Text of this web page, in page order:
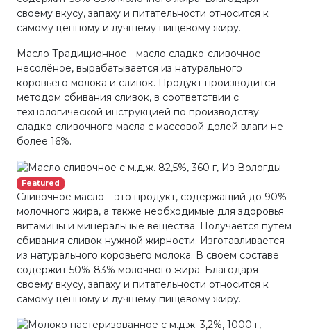
своему вкусу, запаху и питательности относится к
самому ценному и лучшему пищевому жиру.
Масло Традиционное - масло сладко-сливочное
несолёное, вырабатывается из натурального
коровьего молока и сливок. Продукт производится
методом сбивания сливок, в соответствии с
технологической инструкцией по производству
сладко-сливочного масла с массовой долей влаги не
более 16%.
Featured
Сливочное масло – это продукт, содержащий до 90%
молочного жира, а также необходимые для здоровья
витамины и минеральные вещества. Получается путем
сбивания сливок нужной жирности. Изготавливается
из натурального коровьего молока. В своем составе
содержит 50%-83% молочного жира. Благодаря
своему вкусу, запаху и питательности относится к
самому ценному и лучшему пищевому жиру.